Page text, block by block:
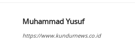
Muhammad Yusuf
https://www.kundurnews.co.id